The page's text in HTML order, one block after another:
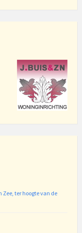
ter hoogte van de